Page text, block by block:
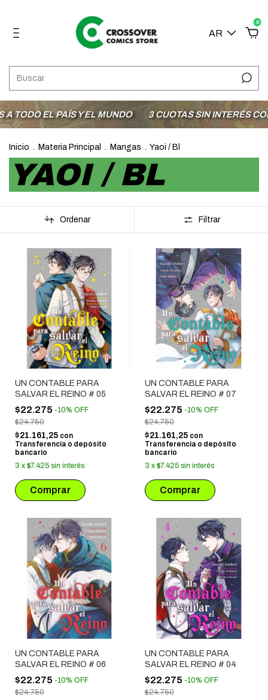
AR
0
PAÍS Y EL MUNDO 3 CUOTAS SIN INTERÉS CON MODO
Inicio . Materia Principal . Mangas . Yaoi / Bl
YAOI / BL
Ordenar Filtrar
UN CONTABLE PARA
SALVAR EL REINO # 05
$22.275 -10% OFF
$24.750
$21.161,25 con
Transferencia o depósito
bancario
3 x $7.425 sin interés
UN CONTABLE PARA
SALVAR EL REINO # 07
$22.275 -10% OFF
$24.750
$21.161,25 con
Transferencia o depósito
bancario
3 x $7.425 sin interés
UN CONTABLE PARA
SALVAR EL REINO # 06
$22.275 -10% OFF
$24.750
UN CONTABLE PARA
SALVAR EL REINO # 04
$22.275 -10% OFF
$24.750